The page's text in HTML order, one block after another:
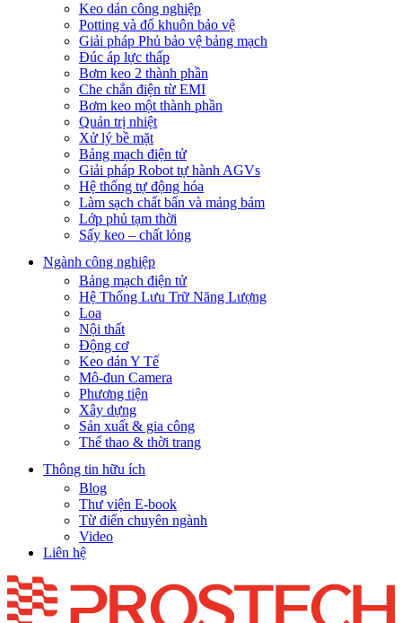
Keo dán công nghiệp
Potting và đổ khuôn bảo vệ
Giải pháp Phủ bảo vệ bảng mạch
Đúc áp lực thấp
Bơm keo 2 thành phần
Che chắn điện từ EMI
Bơm keo một thành phần
Quản trị nhiệt
Xử lý bề mặt
Bảng mạch điện tử
Giải pháp Robot tự hành AGVs
Hệ thống tự động hóa
Làm sạch chất bẩn và mảng bám
Lớp phủ tạm thời
Sấy keo – chất lỏng
Ngành công nghiệp
Bảng mạch điện tử
Hệ Thống Lưu Trữ Năng Lượng
Loa
Nội thất
Động cơ
Keo dán Y Tế
Mô-đun Camera
Phương tiện
Xây dựng
Sản xuất & gia công
Thể thao & thời trang
Thông tin hữu ích
Blog
Thư viện E-book
Từ điển chuyên ngành
Video
Liên hệ
Skip
to
content